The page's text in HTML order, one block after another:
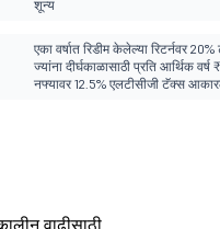
शून्य
एका वर्षात रिडीम केलेल्या रिटर्नवर
ज्यांना दीर्घकाळासाठी प्रति आर्थिक वर्ष
नफ्यावर 12.5% एलटीसीजी टॅक्स